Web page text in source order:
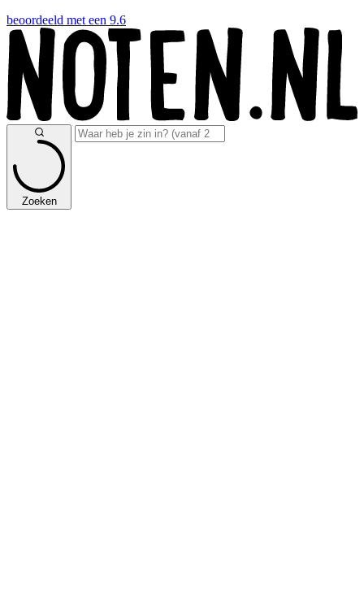
beoordeeld met een 9.6
Zoeken